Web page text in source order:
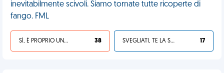
inevitabilmente scivoli. Siamo tornate tutte ricoperte di
fango. FML
SÌ, È PROPRIO UNA VDM! 38 SVEGLIATI, TE LA SEI CERCATA! 17